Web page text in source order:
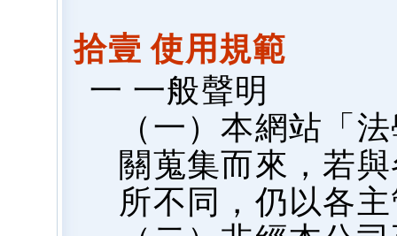
拾壹 使用規範
一 一般聲明
（一）本網站「
關蒐集而來，若
所不同，仍以各